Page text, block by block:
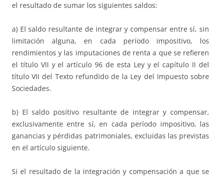
el resultado de sumar los siguientes saldos:
a) El saldo resultante de integrar y compensar entre sí, sin
limitación alguna, en cada período impositivo, los
rendimientos y las imputaciones de renta a que se refieren
el título VII y el artículo 96 de esta Ley y el capítulo II del
título VII del Texto refundido de la Ley del Impuesto sobre
Sociedades.
b) El saldo positivo resultante de integrar y compensar,
exclusivamente entre sí, en cada período impositivo, las
ganancias y pérdidas patrimoniales, excluidas las previstas
en el artículo siguiente.
Si el resultado de la integración y compensación a que se